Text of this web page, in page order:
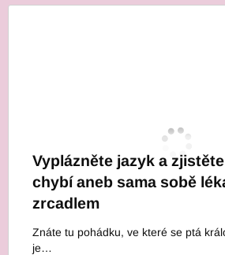
Vyplázněte jazyk a
chybí aneb sama sobě
zrcadlem
Znáte tu pohádku, ve které se ptá
je…